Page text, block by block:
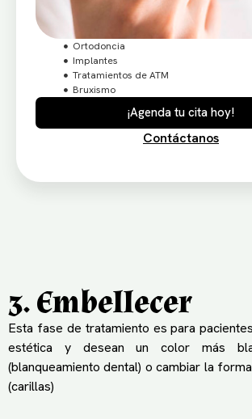
Ortodoncia
Implantes
Tratamientos de ATM
Bruxismo
¡Agenda tu cita hoy!
Contáctanos
3. Embellecer
Esta fase de tratamiento es para
estética y desean un color más
(blanqueamiento dental) o cambiar la
(carillas)